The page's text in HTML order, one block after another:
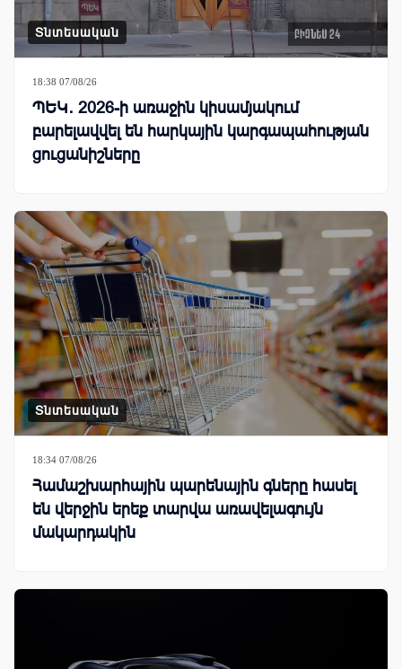
Տնտեսական
18:38 07/08/26
ՊԵԿ․ 2026-ի առաջին կիսամյակում
բարելավվել են հարկային կարգապահության
ցուցանիշները
Տնտեսական
18:34 07/08/26
Համաշխարհային պարենային գները հասել
են վերջին երեք տարվա առավելագույն
մակարդակին